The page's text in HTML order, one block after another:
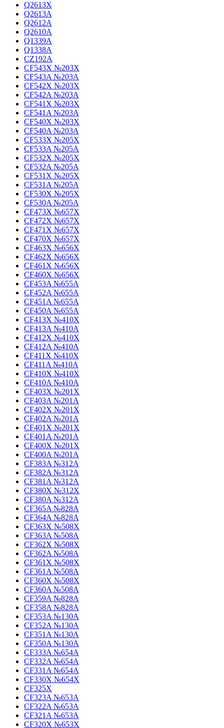
Q2613X
Q2613A
Q2612A
Q2610A
Q1339A
Q1338A
CZ192A
CF543X №203X
CF543A №203A
CF542X №203X
CF542A №203A
CF541X №203X
CF541A №203A
CF540X №203X
CF540A №203A
CF533X №205X
CF533A №205A
CF532X №205X
CF532A №205A
CF531X №205X
CF531A №205A
CF530X №205X
CF530A №205A
CF473X №657X
CF472X №657X
CF471X №657X
CF470X №657X
CF463X №656X
CF462X №656X
CF461X №656X
CF460X №656X
CF453A №655A
CF452A №655A
CF451A №655A
CF450A №655A
CF413X №410X
CF413A №410A
CF412X №410X
CF412A №410A
CF411X №410X
CF411A №410A
CF410X №410X
CF410A №410A
CF403X №201X
CF403A №201A
CF402X №201X
CF402A №201A
CF401X №201X
CF401A №201A
CF400X №201X
CF400A №201A
CF383A №312A
CF382A №312A
CF381A №312A
CF380X №312X
CF380A №312A
CF365A №828A
CF364A №828A
CF363X №508X
CF363A №508A
CF362X №508X
CF362A №508A
CF361X №508X
CF361A №508A
CF360X №508X
CF360A №508A
CF359A №828A
CF358A №828A
CF353A №130A
CF352A №130A
CF351A №130A
CF350A №130A
CF333A №654A
CF332A №654A
CF331A №654A
CF330X №654X
CF325X
CF323A №653A
CF322A №653A
CF321A №653A
CF320X №653X